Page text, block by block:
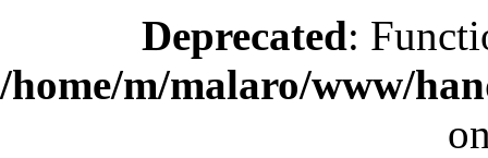
Deprecated:
/home/m/malaro/www/